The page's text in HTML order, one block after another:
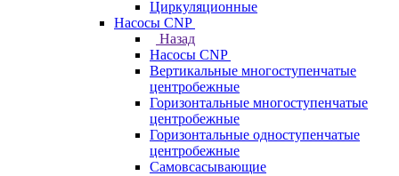
Циркуляционные
Насосы CNP
Назад
Насосы CNP
Вертикальные многоступенчатые
центробежные
Горизонтальные многоступенчатые
центробежные
Горизонтальные одноступенчатые
центробежные
Самовсасывающие